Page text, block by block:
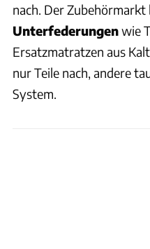
nach. Der
Unterfederungenwie
Ersatzmatratzen aus
nur Teile nach, andere
System.